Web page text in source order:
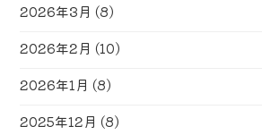
2026年3月 (8)
2026年2月 (10)
2026年1月 (8)
2025年12月 (8)